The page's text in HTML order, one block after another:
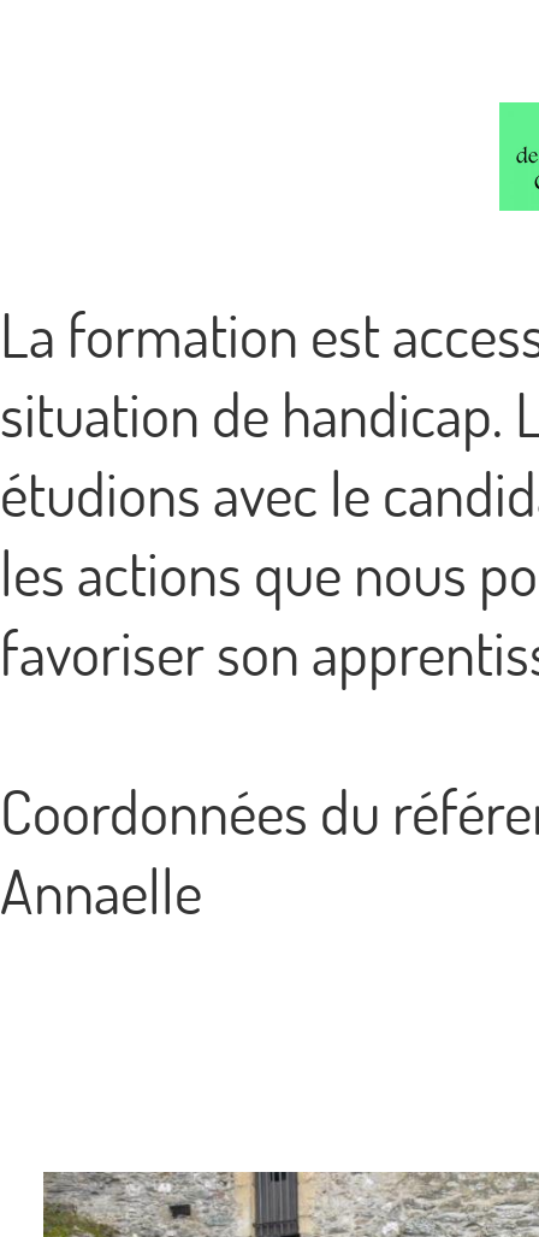
La formation est
situation de handicap.
étudions avec le
les actions que nous
favoriser son
Coordonnées du
Annaelle